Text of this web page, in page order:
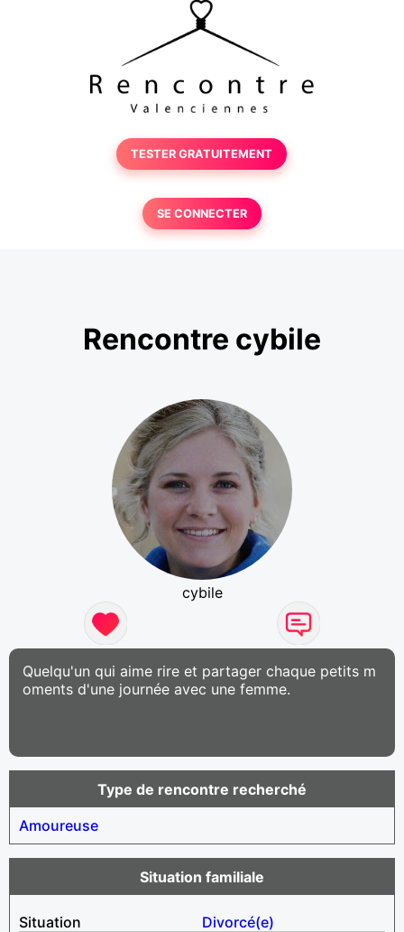
TESTER GRATUITEMENT
SE CONNECTER
Rencontre cybile
cybile
Quelqu'un qui aime rire et partager chaque petits m
oments d'une journée avec une femme.
Type de rencontre recherché
Amoureuse
Situation familiale
Situation
Divorcé(e)